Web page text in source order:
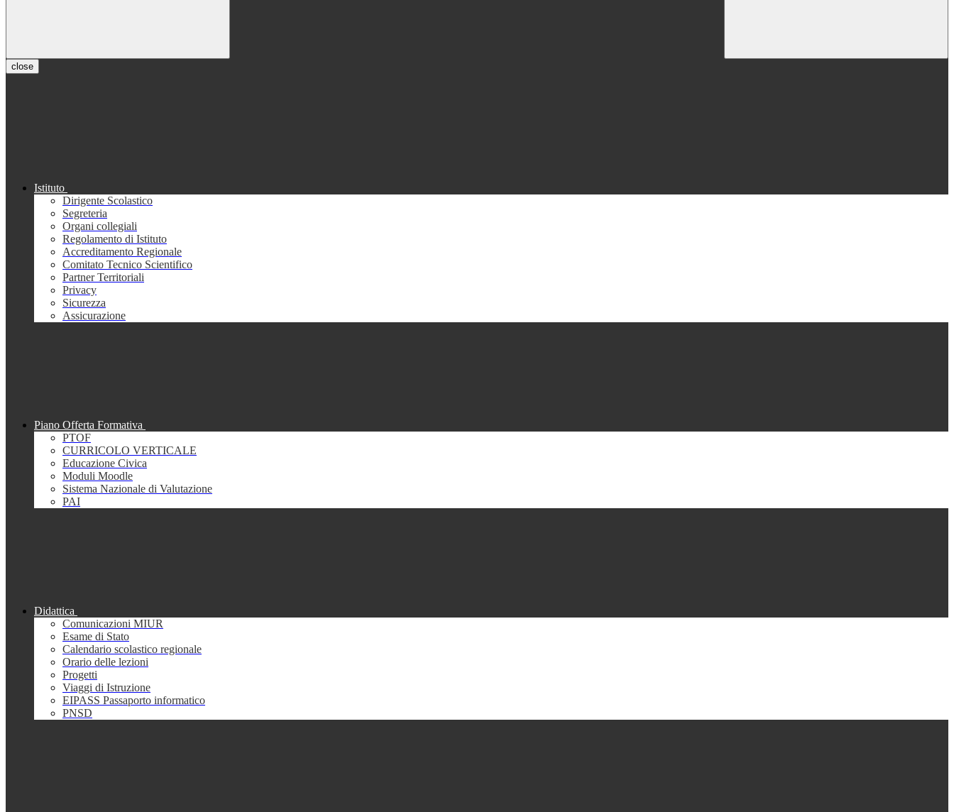
close
Istituto
Dirigente Scolastico
Segreteria
Organi collegiali
Regolamento di Istituto
Accreditamento Regionale
Comitato Tecnico Scientifico
Partner Territoriali
Privacy
Sicurezza
Assicurazione
Piano Offerta Formativa
PTOF
CURRICOLO VERTICALE
Educazione Civica
Moduli Moodle
Sistema Nazionale di Valutazione
PAI
Didattica
Comunicazioni MIUR
Esame di Stato
Calendario scolastico regionale
Orario delle lezioni
Progetti
Viaggi di Istruzione
EIPASS Passaporto informatico
PNSD